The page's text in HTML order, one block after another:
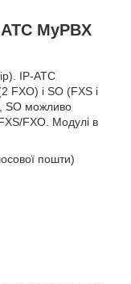
АТС MyPBX
IP-АТС
FXO) і SO (FXS і
SO можливо
FXO. Модулі в
пошти)